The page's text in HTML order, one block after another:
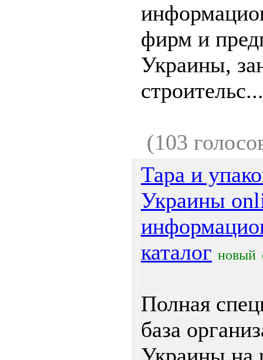
фирм и
Украины,
строительс...
(103
Тара и
Украины
каталог новый
Полная
база